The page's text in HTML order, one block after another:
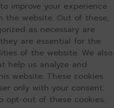
improve your experience
the website. Out of these,
as necessary are
are essential for the
of the website. We also
help us analyze and
website. These cookies
only with your consent.
opt-out of these cookies.